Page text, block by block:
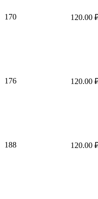
170 120.00
176 120.00
188 120.00